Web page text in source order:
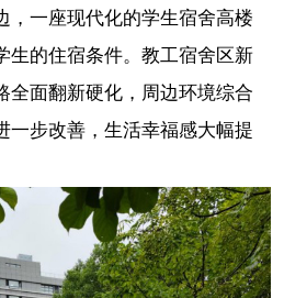
，一座现代化的学生宿舍高楼
生的住宿条件。教工宿舍区新
全面翻新硬化，周边环境综合
一步改善，生活幸福感大幅提